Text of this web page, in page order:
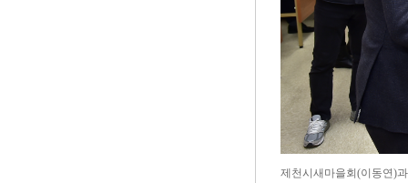
제천시새마을회(이동연)